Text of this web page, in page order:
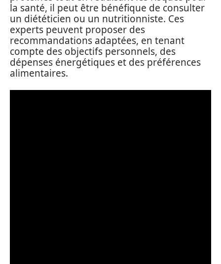
la santé, il peut être bénéfique de consulter
un diététicien ou un nutritionniste. Ces
experts peuvent proposer des
recommandations adaptées, en tenant
compte des objectifs personnels, des
dépenses énergétiques et des préférences
alimentaires.